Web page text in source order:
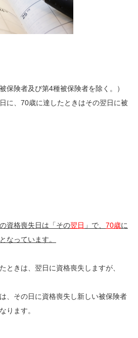
保険者及び第4種被保険者を除く。）
に、70歳に達したときはその翌日に被
資格喪失日は「その翌日 」で、 70歳に
となっています。
ときは、翌日に資格喪失しますが、
、その日に資格喪失し新しい被保険者
ります。